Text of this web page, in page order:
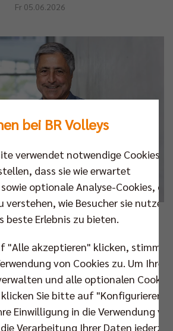
Fr 05.06.2026
Foto: Andreas Gora
– mit seinen BR Volleys!
hat die Charlottenburger
sagenhafte 16-mal zum
und achtmal zum Pokalsieg
dann als Manager und
bei BR Volleys
verwendet notwendige Cookies,
dass sie wie erwartet
optionale Analyse-Cookies, die
verstehen, wie Besucher sie nutzen,
beste Erlebnis zu bieten.
"Alle akzeptieren" klicken, stimmen
von Cookies zu. Um Ihre
und alle optionalen Cookies
Sie bitte auf "Konfigurieren".
Einwilligung in die Verwendung
Verarbeitung Ihrer Daten